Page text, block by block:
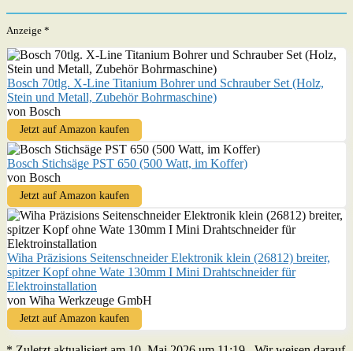
Anzeige *
Bosch 70tlg. X-Line Titanium Bohrer und Schrauber Set (Holz,
Stein und Metall, Zubehör Bohrmaschine)
von Bosch
Jetzt auf Amazon kaufen
Bosch Stichsäge PST 650 (500 Watt, im Koffer)
von Bosch
Jetzt auf Amazon kaufen
Wiha Präzisions Seitenschneider Elektronik klein (26812) breiter,
spitzer Kopf ohne Wate 130mm I Mini Drahtschneider für
Elektroinstallation
von Wiha Werkzeuge GmbH
Jetzt auf Amazon kaufen